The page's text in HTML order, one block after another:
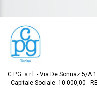
C.P.G. s.r.l. Via De Sonnaz 5/A
Capitale Sociale: 10.000,00